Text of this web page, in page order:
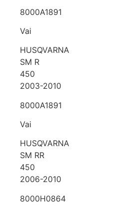
8000A1891
Vai
HUSQVARNA
SM R
450
2003-2010
8000A1891
Vai
HUSQVARNA
SM RR
450
2006-2010
8000H0864